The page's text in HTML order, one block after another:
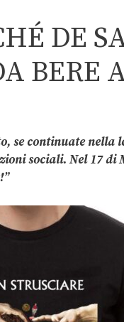
DE
se continuate
sociali. Nel 17